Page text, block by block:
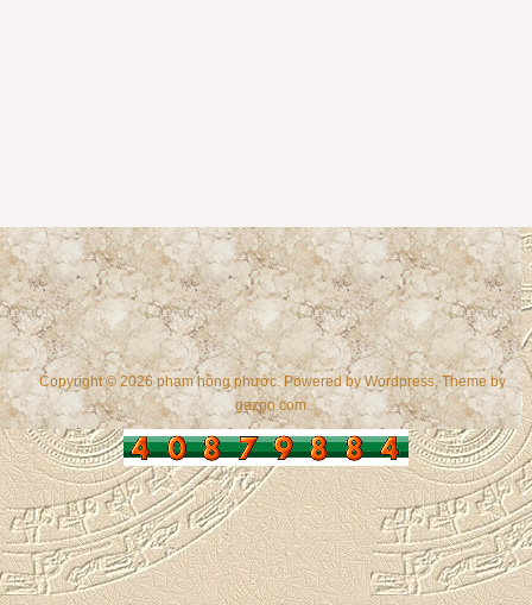
Copyright © 2026 phạm hồng phước. Powered byWordpress, Theme by
gazpo.com.